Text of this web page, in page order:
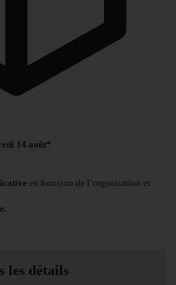
14 août*
en fonction de l’organisation et
les détails